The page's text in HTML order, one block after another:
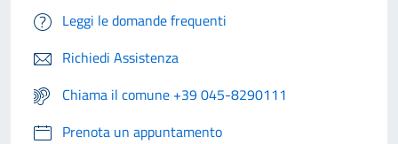
Leggi le domande frequenti
Richiedi Assistenza
Chiama il comune +39 045-8290111
Prenota un appuntamento